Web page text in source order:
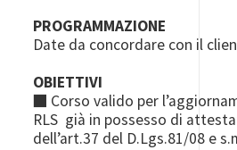
PROGRAMMAZIONE
Date da concordare con il
OBIETTIVI
■ Corso valido per
RLS già in possesso di
dell’art.37 del D.Lgs.81/08 e